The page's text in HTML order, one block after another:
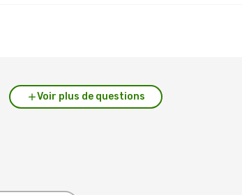
Voir plus de questions